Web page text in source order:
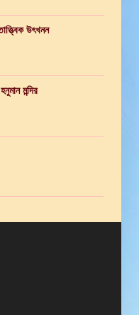
উৎখনন
মন্দির